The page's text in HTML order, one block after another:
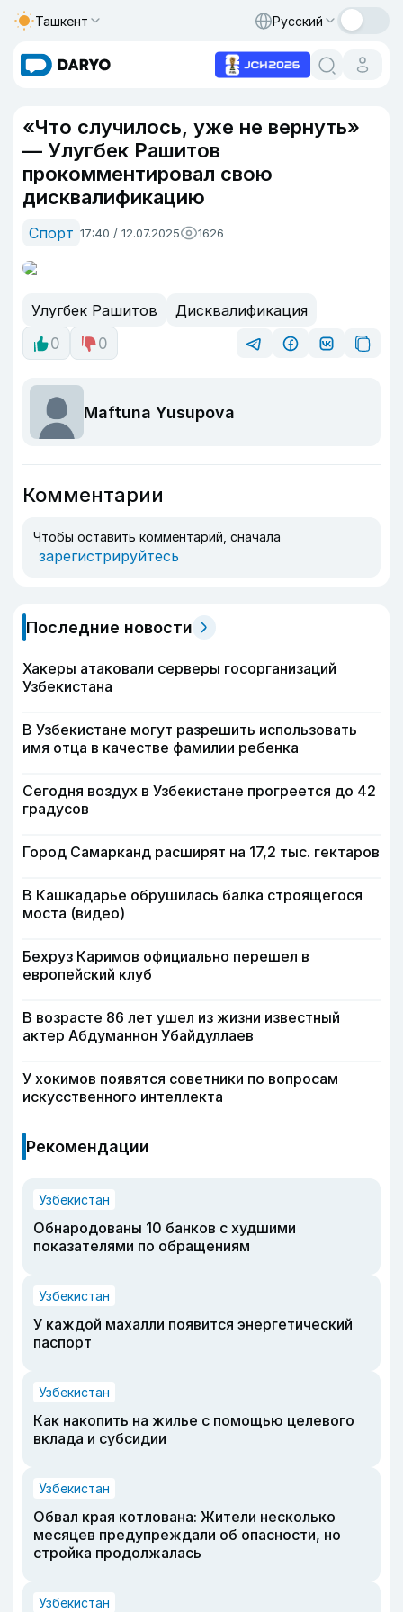
Ташкент Русский
«Что случилось, уже не вернуть»
— Улугбек Рашитов
прокомментировал свою
дисквалификацию
Спорт 17:40 / 12.07.2025 1626
Улугбек Рашитов
Дисквалификация
0
0
Maftuna Yusupova
Комментарии
Чтобы оставить комментарий, сначала
зарегистрируйтесь
Последние новости
Хакеры атаковали серверы госорганизаций
Узбекистана
В Узбекистане могут разрешить использовать
имя отца в качестве фамилии ребенка
Сегодня воздух в Узбекистане прогреется до 42
градусов
Город Самарканд расширят на 17,2 тыс. гектаров
В Кашкадарье обрушилась балка строящегося
моста (видео)
Бехруз Каримов официально перешел в
европейский клуб
В возрасте 86 лет ушел из жизни известный
актер Абдуманнон Убайдуллаев
У хокимов появятся советники по вопросам
искусственного интеллекта
Рекомендации
Узбекистан
Обнародованы 10 банков с худшими
показателями по обращениям
Узбекистан
У каждой махалли появится энергетический
паспорт
Узбекистан
Как накопить на жилье с помощью целевого
вклада и субсидии
Узбекистан
Обвал края котлована: Жители несколько
месяцев предупреждали об опасности, но
стройка продолжалась
Узбекистан